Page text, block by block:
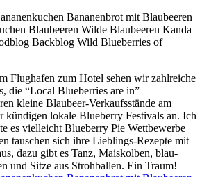
Flughafen zum Hotel sehen wir zahlreiche
die “Local Blueberries are in”
kleine Blaubeer-Verkaufsstände am
kündigen lokale Blueberry Festivals an. Ich
es vielleicht Blueberry Pie Wettbewerbe
tauschen sich ihre Lieblings-Rezepte mit
dazu gibt es Tanz, Maiskolben, blau-
und Sitze aus Strohballen. Ein Traum!